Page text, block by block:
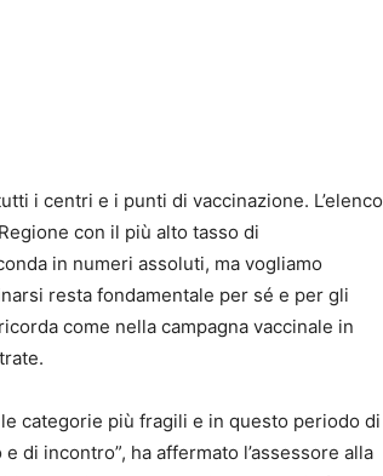
i centri e i punti di vaccinazione. L’elenco
con il più alto tasso di
in numeri assoluti, ma vogliamo
resta fondamentale per sé e per gli
come nella campagna vaccinale in
categorie più fragili e in questo periodo di
di incontro”, ha affermato l’assessore alla